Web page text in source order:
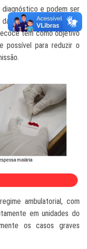
e podem ser
região amazônica e
tem como objetivo
possível para reduzir o
ambulatorial, com
em unidades do
os casos graves